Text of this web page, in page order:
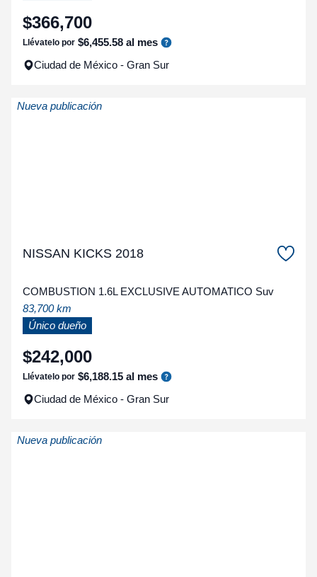
$366,700
Llévatelo por $6,455.58 al mes
Ciudad de México - Gran Sur
Nueva publicación
NISSAN KICKS 2018
COMBUSTION 1.6L EXCLUSIVE AUTOMATICO Suv
83,700 km
Único dueño
$242,000
Llévatelo por $6,188.15 al mes
Ciudad de México - Gran Sur
Nueva publicación